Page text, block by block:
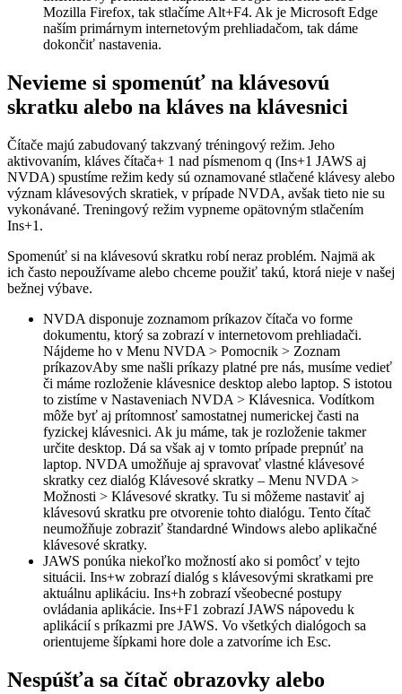
Mozilla Firefox, tak stlačíme Alt+F4. Ak je Microsoft Edge
naším primárnym internetovým prehliadačom, tak dáme
dokončiť nastavenia.
Nevieme si spomenúť na klávesovú
skratku alebo na kláves na klávesnici
Čítače majú zabudovaný takzvaný tréningový režim. Jeho
aktivovaním, kláves čítača+ 1 nad písmenom q (Ins+1 JAWS aj
NVDA) spustíme režim kedy sú oznamované stlačené klávesy alebo
význam klávesových skratiek, v prípade NVDA, avšak tieto nie su
vykonávané. Treningový režim vypneme opätovným stlačením
Ins+1.
Spomenúť si na klávesovú skratku robí neraz problém. Najmä ak
ich často nepoužívame alebo chceme použiť takú, ktorá nieje v našej
bežnej výbave.
NVDA disponuje zoznamom príkazov čítača vo forme
dokumentu, ktorý sa zobrazí v internetovom prehliadači.
Nájdeme ho v Menu NVDA > Pomocnik > Zoznam
príkazovAby sme našli príkazy platné pre nás, musíme vedieť
či máme rozloženie klávesnice desktop alebo laptop. S istotou
to zistíme v Nastaveniach NVDA > Klávesnica. Vodítkom
môže byť aj prítomnosť samostatnej numerickej časti na
fyzickej klávesnici. Ak ju máme, tak je rozloženie takmer
určite desktop. Dá sa však aj v tomto prípade prepnúť na
laptop. NVDA umožňuje aj spravovať vlastné klávesové
skratky cez dialóg Klávesové skratky – Menu NVDA >
Možnosti > Klávesové skratky. Tu si môžeme nastaviť aj
klávesovú skratku pre otvorenie tohto dialógu. Tento čítač
neumožňuje zobraziť štandardné Windows alebo aplikačné
klávesové skratky.
JAWS ponúka niekoľko možností ako si pomôcť v tejto
situácii. Ins+w zobrazí dialóg s klávesovými skratkami pre
aktuálnu aplikáciu. Ins+h zobrazí všeobecné postupy
ovládania aplikácie. Ins+F1 zobrazí JAWS nápovedu k
aplikácií s príkazmi pre JAWS. Vo všetkých dialógoch sa
orientujeme šípkami hore dole a zatvoríme ich Esc.
Nespúšťa sa čítač obrazovky alebo